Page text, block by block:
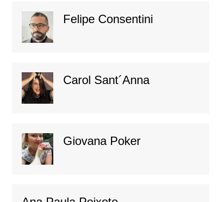
Felipe Consentini
Carol Sant´Anna
Giovana Poker